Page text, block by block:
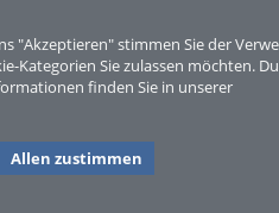
"Akzeptieren" stimmen Sie der
Kategorien Sie zulassen möchten.
finden Sie in unserer
Allen zustimmen